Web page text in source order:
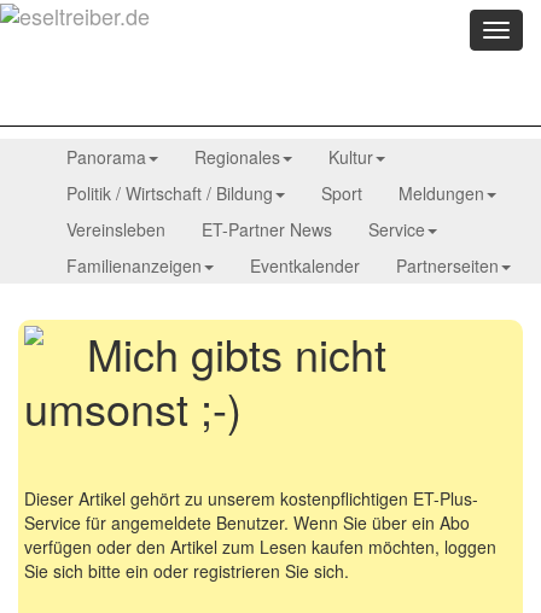
Menü
Panorama Regionales
Kultur
Politik / Wirtschaft / Bildung
Sport
Meldungen
Vereinsleben
ET-Partner News
Service
Familienanzeigen
Eventkalender Partnerseiten
Mich gibts nicht
umsonst ;-)
Dieser Artikel gehört zu unserem kostenpflichtigen ET-Plus-
Service für angemeldete Benutzer. Wenn Sie über ein Abo
verfügen oder den Artikel zum Lesen kaufen möchten, loggen
Sie sich bitte ein oder registrieren Sie sich.